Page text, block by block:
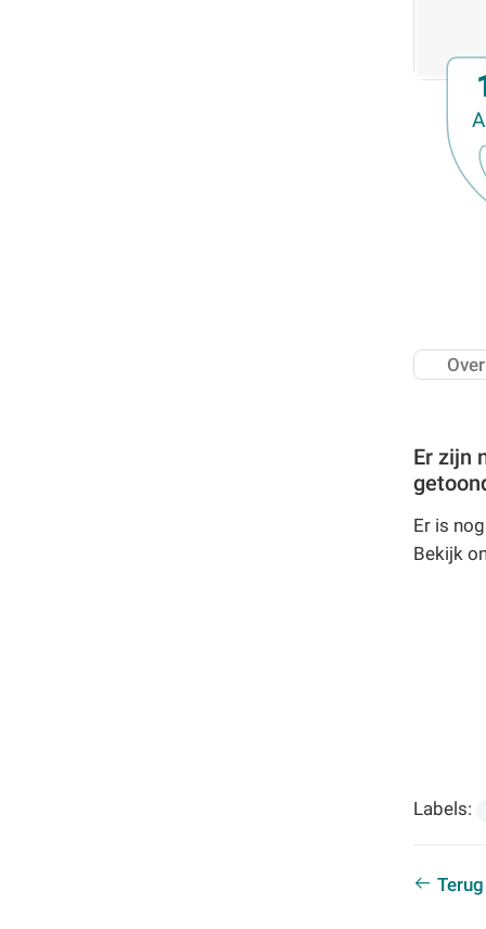
Over
Er zijn
Er is
Bekijk
Labels: